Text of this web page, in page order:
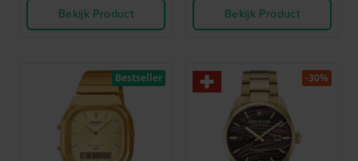
Bekijk Product
Bekijk Product
Bestseller -30%